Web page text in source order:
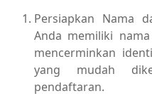
Persiapkan Nama
Anda memiliki
mencerminkan
yang mudah
pendaftaran.